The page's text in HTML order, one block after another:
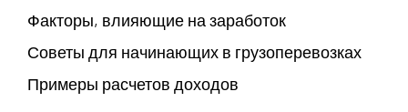
Факторы, влияющие на заработок
Советы для начинающих в грузоперевозках
Примеры расчетов доходов